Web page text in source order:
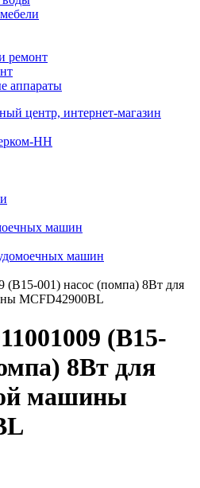
ремонт
аппараты
центр, интернет-магазин
НН
машин
машин
(B15-001) насос (помпа) 8Вт для
MCFD42900BL
(B15-
8Вт для
машины